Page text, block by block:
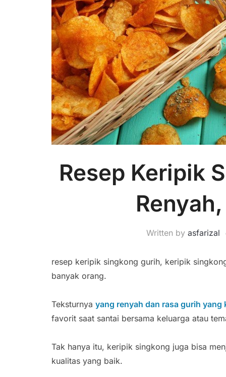
Resep Keripik
Written by asfarizal
resep keripik singkong gurih, keripik
banyak orang.
Teksturnya yang renyah dan rasa gurih
favorit saat santai bersama keluarga atau
Tak hanya itu, keripik singkong juga bisa
kualitas yang baik.